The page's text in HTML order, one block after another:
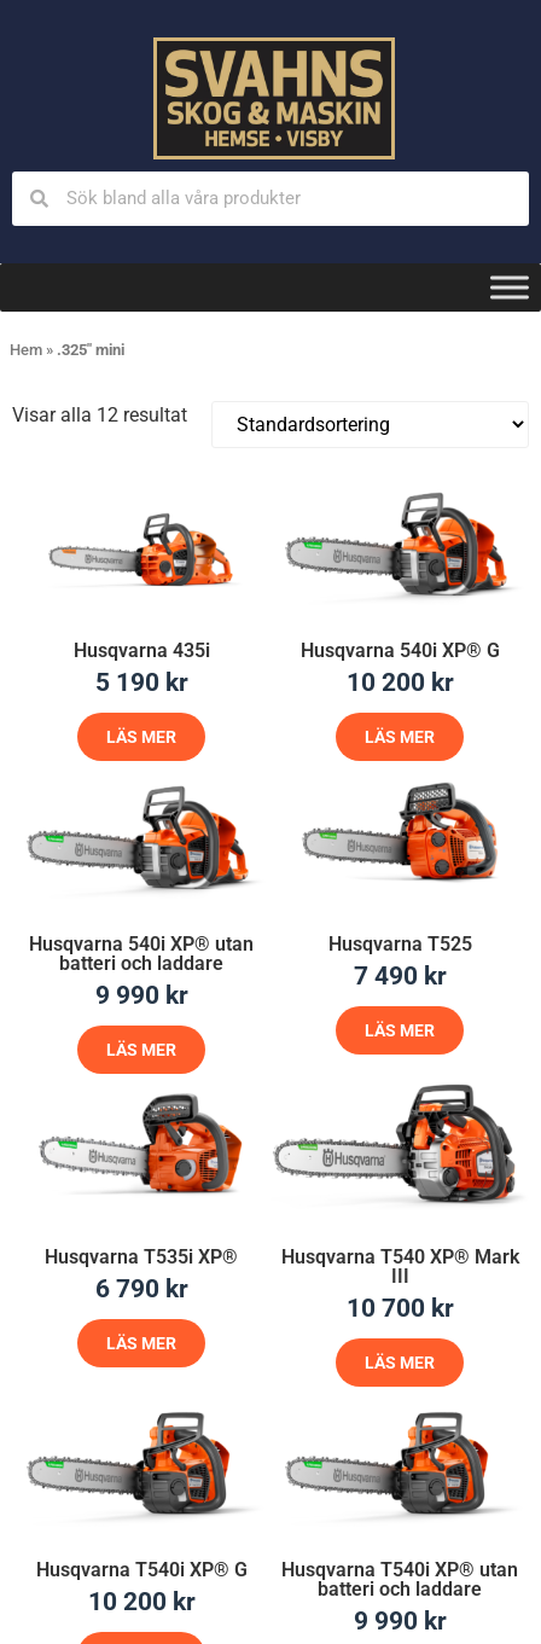
Hem » .325" mini
Visar alla 12 resultat
Husqvarna 435i
5 190 kr
LÄS MER
Husqvarna 540i XP® G
10 200 kr
LÄS MER
Husqvarna 540i XP® utan
batteri och laddare
9 990 kr
LÄS MER
Husqvarna T525
7 490 kr
LÄS MER
Husqvarna T535i XP®
6 790 kr
LÄS MER
Husqvarna T540 XP® Mark
10 700 kr
LÄS MER
Husqvarna T540i XP® G
10 200 kr
Husqvarna T540i XP® utan
batteri och laddare
9 990 kr